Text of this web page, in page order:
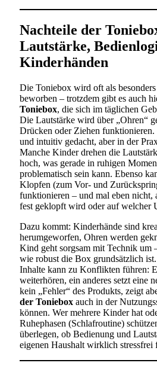
Nachteile der
Lautstärke,
Kinderhänden
Die Toniebox wird oft als
beworben – trotzdem gibt es auch
Toniebox, die sich im täglichen
Die Lautstärke wird über „Ohren“
Drücken oder Ziehen
und intuitiv gedacht, aber in der
Manche Kinder drehen die
hoch, was gerade in ruhigen
problematisch sein kann. Ebenso
Klopfen (zum Vor- und
funktionieren – und mal eben nicht,
fest geklopft wird oder auf welcher
Dazu kommt: Kinderhände sind
herumgeworfen, Ohren werden
Kind geht sorgsam mit Technik um
wie robust die Box grundsätzlich
Inhalte kann zu Konflikten führen:
weiterhören, ein anderes setzt eine
kein „Fehler“ des Produkts, zeigt
der Toniebox auch in der
können. Wer mehrere Kinder hat
Ruhephasen (Schlafroutine)
überlegen, ob Bedienung und
eigenen Haushalt wirklich stressfrei